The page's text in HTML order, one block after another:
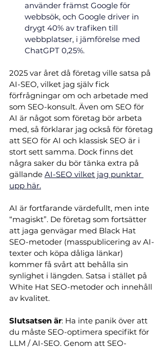
använder främst Google för
webbsök, och Google driver in
drygt 40% av trafiken till
webbplatser, i jämförelse med
ChatGPT 0,25%.
2025 var året då företag ville satsa på
AI-SEO, vilket jag själv fick
förfrågningar om och arbetade med
som SEO-konsult. Även om SEO för
AI är något som företag bör arbeta
med, så förklarar jag också för företag
att SEO för AI och klassisk SEO är i
stort sett samma. Dock finns det
några saker du bör tänka extra på
gällande AI-SEO vilket jag punktar
upp här.
AI är fortfarande värdefullt, men inte
“magiskt”. De företag som fortsätter
att jaga genvägar med Black Hat
SEO-metoder (masspublicering av AI-
texter och köpa dåliga länkar)
kommer få svårt att behålla sin
synlighet i längden. Satsa i stället på
White Hat SEO-metoder och innehåll
av kvalitet.
Slutsatsen är: Ha inte panik över att
du måste SEO-optimera specifikt för
LLM / AI-SEO. Genom att SEO-